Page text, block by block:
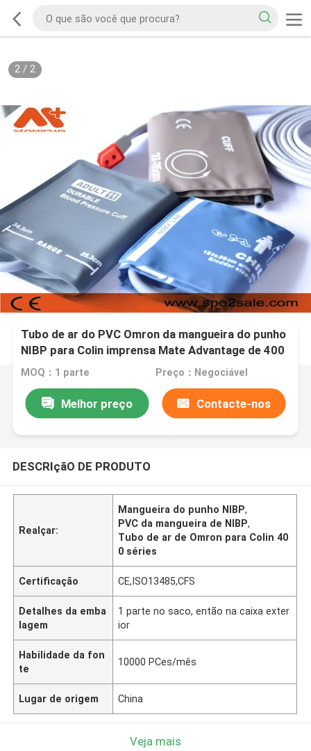
2/ 2
Tubo de ar do PVC Omron da mangueira do punho
NIBP para Colin imprensa Mate Advantage de 400
séries
MOQ：1 parte Preço：Negociável
Melhor preço Contacte-nos
DESCRIçãO DE PRODUTO
Realçar:
Mangueira do punho NIBP,
PVC da mangueira de NIBP,
Tubo de ar de Omron para Colin 40
0 séries
Certificação CE,ISO13485,CFS
Detalhes da emba
lagem
1 parte no saco, então na caixa exter
ior
Habilidade da fon
te
10000 PCes/mês
Lugar de origem China
Veja mais